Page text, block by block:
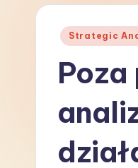
Posted
Strategic